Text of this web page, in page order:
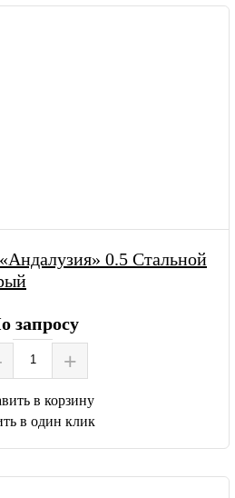
0.5 Стальной
запросу
+
в корзину
в один клик